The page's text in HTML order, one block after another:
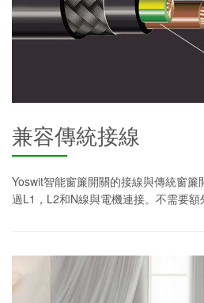
兼容傳統接線
Yoswit智能窗簾開關的接線與傳統窗簾
過L1，L2和N線與電機連接。不需要額